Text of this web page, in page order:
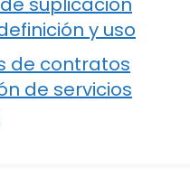
y uso
de contratos
de servicios